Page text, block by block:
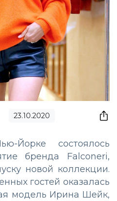
23.10.2020
Йорке состоялось
бренда Falconeri,
новой коллекции.
гостей оказалась
модель Ирина Шейк,